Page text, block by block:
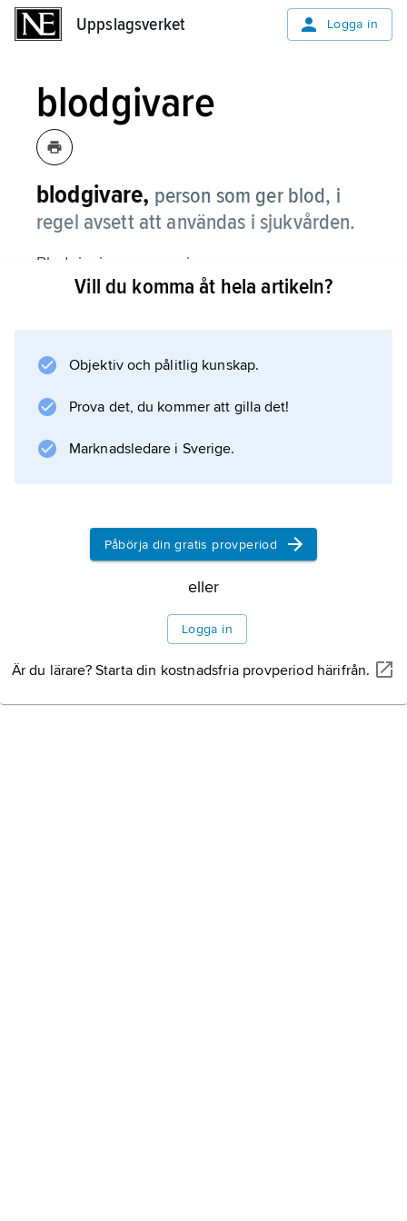
Uppslagsverket Logga in
blodgivare
blodgivare, person som ger blod, i
regel avsett att användas i sjukvården.
Blodgivningen organiseras av en
blodcentral
helst inte vara betald. Regler för vilka
utfärdas av nationella hälsovårdsmyndigheter.
genomgångna sjukdomar m.m. och avser att
Information om artikeln
Vill du komma åt hela artikeln?
Objektiv och pålitlig kunskap.
Prova det, du kommer att gilla det!
Marknadsledare i Sverige.
Påbörja din gratis provperiod
eller
Logga in
Är du lärare? Starta din kostnadsfria provperiod härifrån.